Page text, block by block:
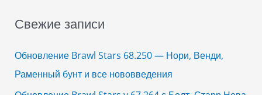
r
h
f
o
Свежие записи
Обновление Brawl Stars 68.250 — Нори, Венди,
Раменный бунт и все нововведения